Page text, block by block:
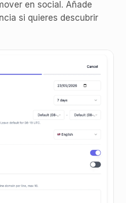
en social. Añade
si quieres descubrir